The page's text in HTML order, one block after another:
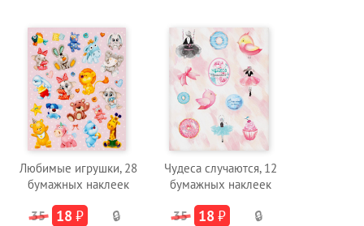
Любимые игрушки, 28
бумажных наклеек
35 18 ₽ 🔒
Чудеса случаются, 12
бумажных наклеек
35 18 ₽ 🔒